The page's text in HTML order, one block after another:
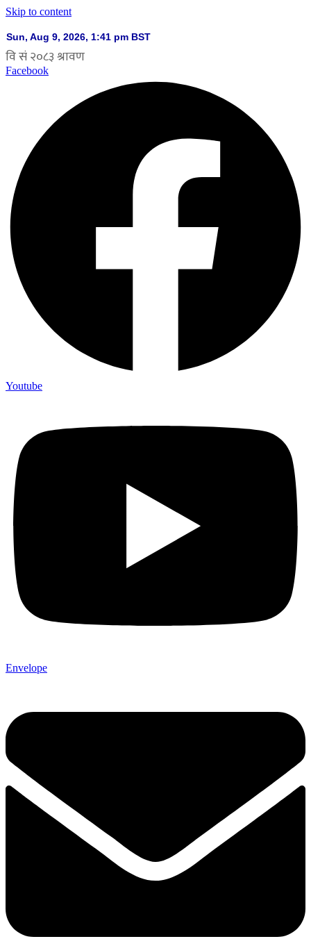
Skip to content
Facebook
Youtube
Envelope